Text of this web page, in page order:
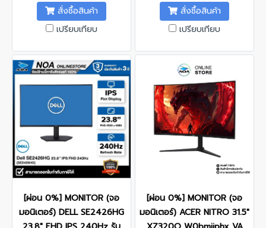
สั่งซื้อสินค้า
เปรียบเทียบ
สั่งซื้อสินค้า
เปรียบเทียบ
[ผ่อน 0%] MONITOR (จอ
มอนิเตอร์) DELL SE2426HG
[ผ่อน 0%] MONITOR (จอ
มอนิเตอร์) ACER NITRO 31.5"